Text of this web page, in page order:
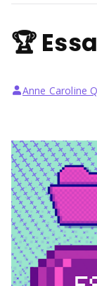
🏆
Anne Caroline